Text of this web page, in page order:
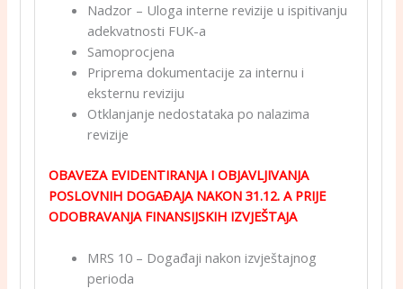
Nadzor – Uloga interne revizije u ispitivanju
adekvatnosti FUK-a
Samoprocjena
Priprema dokumentacije za internu i
eksternu reviziju
Otklanjanje nedostataka po nalazima
revizije
OBAVEZA EVIDENTIRANJA I OBJAVLJIVANJA
POSLOVNIH DOGAĐAJA NAKON 31.12. A PRIJE
ODOBRAVANJA FINANSIJSKIH IZVJEŠTAJA
MRS 10 – Događaji nakon izvještajnog
perioda